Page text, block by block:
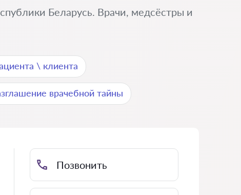
Беларусь. Врачи, медсёстры и
\ клиента
врачебной тайны
Позвонить